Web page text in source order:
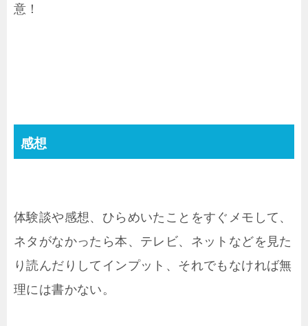
意！
感想
体験談や感想、ひらめいたことをすぐメモして、
ネタがなかったら本、テレビ、ネットなどを見た
り読んだりしてインプット、それでもなければ無
理には書かない。